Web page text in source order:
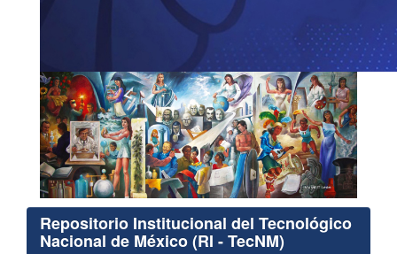
Repositorio Institucional del Tecnológico
Nacional de México (RI - TecNM)